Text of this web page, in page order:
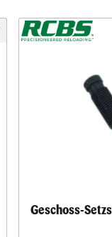
Geschoss-